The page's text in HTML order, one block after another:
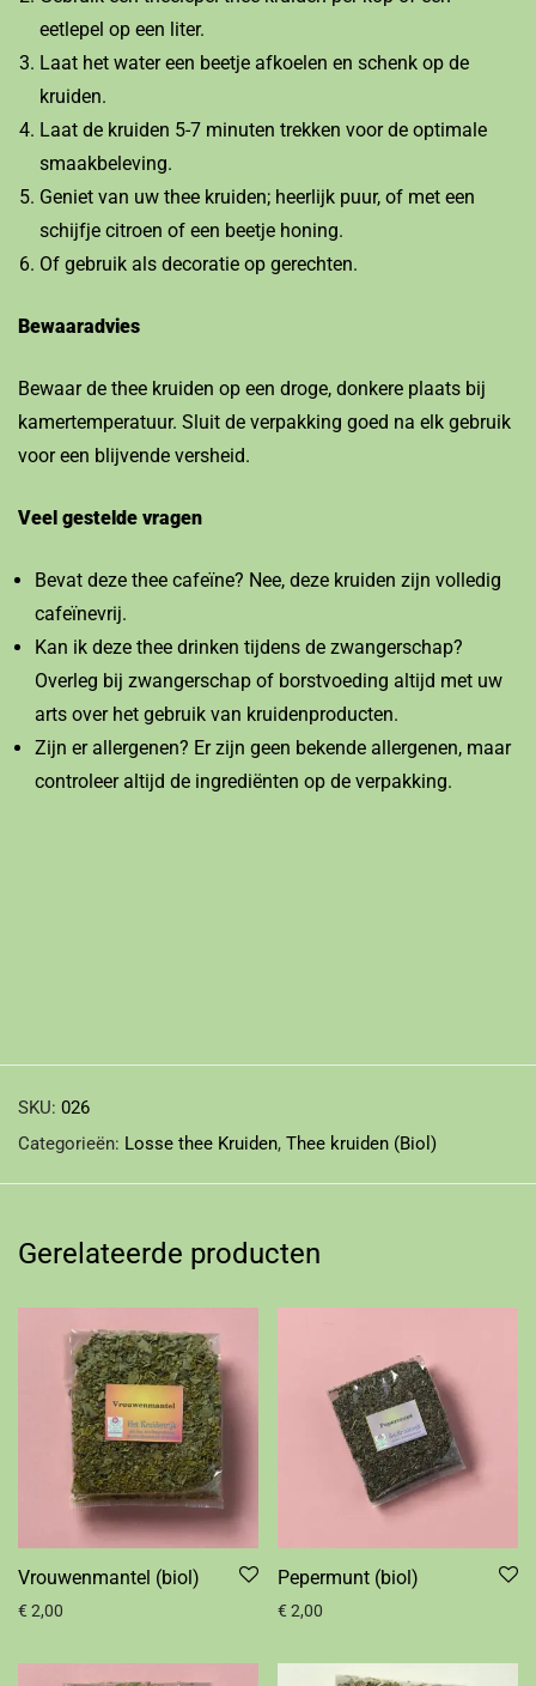
eetlepel op een liter.
Laat het water een beetje afkoelen en schenk op de
kruiden.
Laat de kruiden 5-7 minuten trekken voor de optimale
smaakbeleving.
Geniet van uw thee kruiden; heerlijk puur, of met een
schijfje citroen of een beetje honing.
Of gebruik als decoratie op gerechten.
Bewaaradvies
Bewaar de thee kruiden op een droge, donkere plaats bij
kamertemperatuur. Sluit de verpakking goed na elk gebruik
voor een blijvende versheid.
Veel gestelde vragen
Bevat deze thee cafeïne? Nee, deze kruiden zijn volledig
cafeïnevrij.
Kan ik deze thee drinken tijdens de zwangerschap?
Overleg bij zwangerschap of borstvoeding altijd met uw
arts over het gebruik van kruidenproducten.
Zijn er allergenen? Er zijn geen bekende allergenen, maar
controleer altijd de ingrediënten op de verpakking.
SKU: 026
Categorieën: Losse thee Kruiden, Thee kruiden (Biol)
Gerelateerde producten
Vrouwenmantel (biol)
€ 2,00
Pepermunt (biol)
€ 2,00